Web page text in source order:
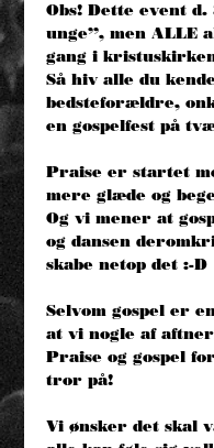
Obs! Dette event
unge”, men ALLE
gang i
Så hiv alle du
bedsteforældre,
en gospelfest på
Praise er startet
mere glæde og
Og vi mener at
og dansen
skabe netop det :-D
Selvom gospel er
at vi nogle af
Praise og gospel
tror på!
Vi ønsker det skal